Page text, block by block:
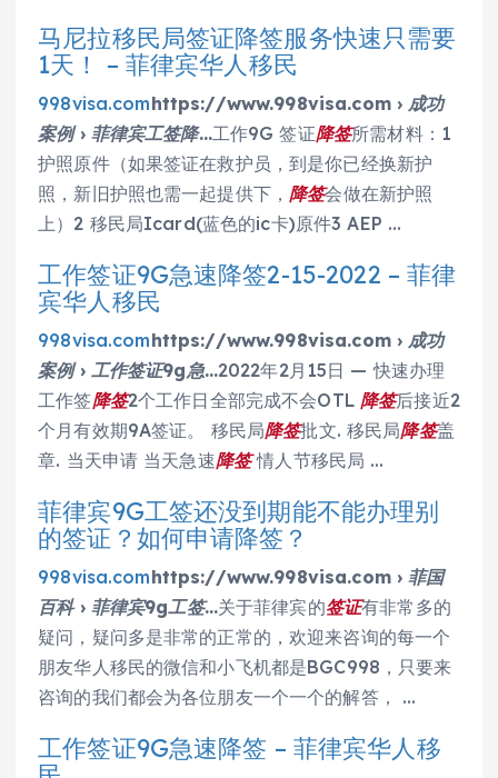
马尼拉移民局签证降签服务快速只需要
1天！ – 菲律宾华人移民
998visa.comhttps://www.998visa.com › 成功
案例 › 菲律宾工签降…工作9G 签证降签所需材料：1
护照原件（如果签证在救护员，到是你已经换新护
照，新旧护照也需一起提供下， 降签会做在新护照
上）2 移民局Icard(蓝色的ic卡)原件3 AEP …
工作签证9G急速降签2-15-2022 – 菲律
宾华人移民
998visa.comhttps://www.998visa.com › 成功
案例 › 工作签证9g急…2022年2月15日 — 快速办理
工作签降签2个工作日全部完成不会OTL 降签后接近2
个月有效期9A签证。 移民局降签批文. 移民局降签盖
章. 当天申请 当天急速降签情人节移民局 …
菲律宾9G工签还没到期能不能办理别
的签证？如何申请降签？
998visa.comhttps://www.998visa.com › 菲国
百科 › 菲律宾9g工签…关于菲律宾的签证有非常多的
疑问，疑问多是非常的正常的，欢迎来咨询的每一个
朋友华人移民的微信和小飞机都是BGC998，只要来
咨询的我们都会为各位朋友一个一个的解答， …
工作签证9G急速降签 – 菲律宾华人移